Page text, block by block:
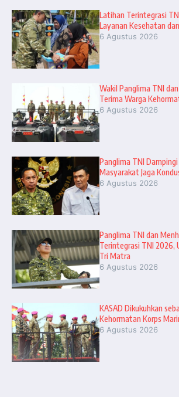
Latihan Terintegrasi
Layanan Kesehatan
6 Agustus 2026
Wakil Panglima TNI
Terima Warga
6 Agustus 2026
Panglima TNI
Masyarakat Jaga
6 Agustus 2026
Panglima TNI dan
Terintegrasi TNI 2026,
Tri Matra
6 Agustus 2026
KASAD Dikukuhkan
Kehormatan Korps
6 Agustus 2026